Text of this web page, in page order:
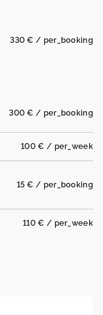
330 € / per_booking
300 € / per_booking
100 € / per_week
15 € / per_booking
110 € / per_week